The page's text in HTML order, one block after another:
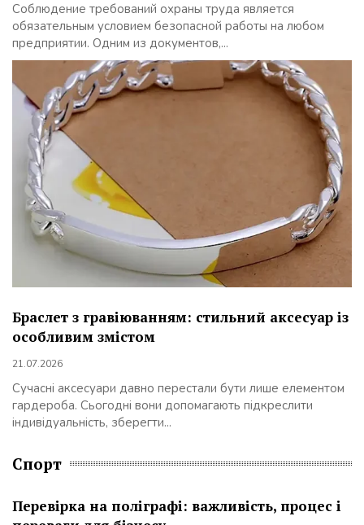
Соблюдение требований охраны труда является
обязательным условием безопасной работы на любом
предприятии. Одним из документов,...
Браслет з гравіюванням: стильний аксесуар із
особливим змістом
21.07.2026
Сучасні аксесуари давно перестали бути лише елементом
гардероба. Сьогодні вони допомагають підкреслити
індивідуальність, зберегти...
Спорт
Перевірка на поліграфі: важливість, процес і